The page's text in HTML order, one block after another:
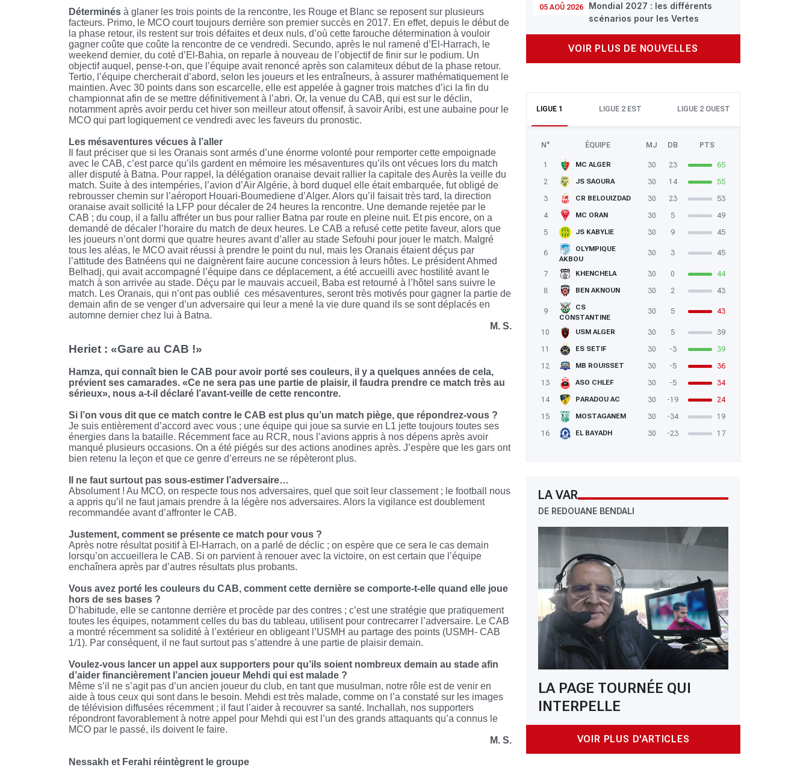
05 AOÛ 2026
Mondial 2027 : les différents
scénarios pour les Vertes
VOIR PLUS DE NOUVELLES
LIGUE 1 LIGUE 2 EST LIGUE 2 OUEST
N° ÉQUIPE MJ DB PTS
1 MC ALGER 30 23
65
2
JS SAOURA 30 14
55
3
CR BELOUIZDAD 30 23
53
4
MC ORAN 30 5
49
5
JS KABYLIE 30 9 45
6
OLYMPIQUE
AKBOU
30 3 45
7 KHENCHELA 30 0
44
8
BEN AKNOUN 30 2 43
9
CS
CONSTANTINE
30 5 43
10 USM ALGER 30 5
39
11
ES SETIF 30 -3
39
12
MB ROUISSET 30 -5
36
13
ASO CHLEF 30 -5
34
14
PARADOU AC 30 -19
24
15
MOSTAGANEM 30 -34
19
16
EL BAYADH 30 -23 17
LA VAR
DE REDOUANE BENDALI
LA PAGE TOURNÉE QUI
INTERPELLE
VOIR PLUS D'ARTICLES
Déterminés à glaner les trois points de la rencontre, les Rouge et Blanc se reposent sur plusieurs
facteurs. Primo, le MCO court toujours derrière son premier succès en 2017. En effet, depuis le début de
la phase retour, ils restent sur trois défaites et deux nuls, d’où cette farouche détermination à vouloir
gagner coûte que coûte la rencontre de ce vendredi. Secundo, après le nul ramené d’El-Harrach, le
weekend dernier, du coté d’El-Bahia, on reparle à nouveau de l’objectif de finir sur le podium. Un
objectif auquel, pense-t-on, que l’équipe avait renoncé après son calamiteux début de la phase retour.
Tertio, l’équipe chercherait d’abord, selon les joueurs et les entraîneurs, à assurer mathématiquement le
maintien. Avec 30 points dans son escarcelle, elle est appelée à gagner trois matches d’ici la fin du
championnat afin de se mettre définitivement à l’abri. Or, la venue du CAB, qui est sur le déclin,
notamment après avoir perdu cet hiver son meilleur atout offensif, à savoir Aribi, est une aubaine pour le
MCO qui part logiquement ce vendredi avec les faveurs du pronostic.
Les mésaventures vécues à l’aller
Il faut préciser que si les Oranais sont armés d’une énorme volonté pour remporter cette empoignade
avec le CAB, c’est parce qu’ils gardent en mémoire les mésaventures qu’ils ont vécues lors du match
aller disputé à Batna. Pour rappel, la délégation oranaise devait rallier la capitale des Aurès la veille du
match. Suite à des intempéries, l’avion d’Air Algérie, à bord duquel elle était embarquée, fut obligé de
rebrousser chemin sur l’aéroport Houari-Boumediene d’Alger. Alors qu’il faisait très tard, la direction
oranaise avait sollicité la LFP pour décaler de 24 heures la rencontre. Une demande rejetée par le
CAB ; du coup, il a fallu affréter un bus pour rallier Batna par route en pleine nuit. Et pis encore, on a
demandé de décaler l’horaire du match de deux heures. Le CAB a refusé cette petite faveur, alors que
les joueurs n’ont dormi que quatre heures avant d’aller au stade Sefouhi pour jouer le match. Malgré
tous les aléas, le MCO avait réussi à prendre le point du nul, mais les Oranais étaient déçus par
l’attitude des Batnéens qui ne daignèrent faire aucune concession à leurs hôtes. Le président Ahmed
Belhadj, qui avait accompagné l’équipe dans ce déplacement, a été accueilli avec hostilité avant le
match à son arrivée au stade. Déçu par le mauvais accueil, Baba est retourné à l’hôtel sans suivre le
match. Les Oranais, qui n’ont pas oublié ces mésaventures, seront très motivés pour gagner la partie de
demain afin de se venger d’un adversaire qui leur a mené la vie dure quand ils se sont déplacés en
automne dernier chez lui à Batna.
M. S.
Heriet : «Gare au CAB !»
Hamza, qui connaît bien le CAB pour avoir porté ses couleurs, il y a quelques années de cela,
prévient ses camarades. «Ce ne sera pas une partie de plaisir, il faudra prendre ce match très au
sérieux», nous a-t-il déclaré l’avant-veille de cette rencontre.
Si l’on vous dit que ce match contre le CAB est plus qu’un match piège, que répondrez-vous ?
Je suis entièrement d’accord avec vous ; une équipe qui joue sa survie en L1 jette toujours toutes ses
énergies dans la bataille. Récemment face au RCR, nous l’avions appris à nos dépens après avoir
manqué plusieurs occasions. On a été piégés sur des actions anodines après. J’espère que les gars ont
bien retenu la leçon et que ce genre d’erreurs ne se répèteront plus.
Il ne faut surtout pas sous-estimer l’adversaire…
Absolument ! Au MCO, on respecte tous nos adversaires, quel que soit leur classement ; le football nous
a appris qu’il ne faut jamais prendre à la légère nos adversaires. Alors la vigilance est doublement
recommandée avant d’affronter le CAB.
Justement, comment se présente ce match pour vous ?
Après notre résultat positif à El-Harrach, on a parlé de déclic ; on espère que ce sera le cas demain
lorsqu’on accueillera le CAB. Si on parvient à renouer avec la victoire, on est certain que l’équipe
enchaînera après par d’autres résultats plus probants.
Vous avez porté les couleurs du CAB, comment cette dernière se comporte-t-elle quand elle joue
hors de ses bases ?
D’habitude, elle se cantonne derrière et procède par des contres ; c’est une stratégie que pratiquement
toutes les équipes, notamment celles du bas du tableau, utilisent pour contrecarrer l’adversaire. Le CAB
a montré récemment sa solidité à l’extérieur en obligeant l’USMH au partage des points (USMH- CAB
1/1). Par conséquent, il ne faut surtout pas s’attendre à une partie de plaisir demain.
Voulez-vous lancer un appel aux supporters pour qu’ils soient nombreux demain au stade afin
d’aider financièrement l’ancien joueur Mehdi qui est malade ?
Même s’il ne s’agit pas d’un ancien joueur du club, en tant que musulman, notre rôle est de venir en
aide à tous ceux qui sont dans le besoin. Mehdi est très malade, comme on l’a constaté sur les images
de télévision diffusées récemment ; il faut l’aider à recouvrer sa santé. Inchallah, nos supporters
répondront favorablement à notre appel pour Mehdi qui est l’un des grands attaquants qu’a connus le
MCO par le passé, ils doivent le faire.
M. S.
Nessakh et Ferahi réintègrent le groupe